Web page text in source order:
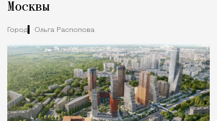
Москвы
Город Ольга Распопова